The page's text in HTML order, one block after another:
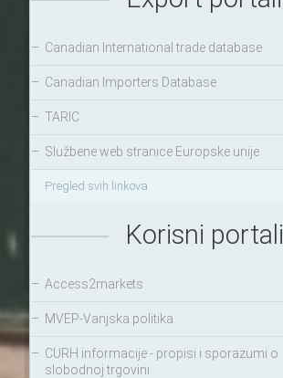
– Canadian International trade database
– Canadian Importers Database
– TARIC
– Službene web stranice Europske unije
Pregled svih linkova
Korisni portali
– Access2markets
– MVEP-Vanjska politika
– CURH informacije - propisi i sporazumi o
slobodnoj trgovini